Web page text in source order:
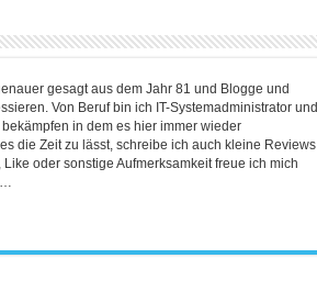
gesagt aus dem Jahr 81 und Blogge und
Von Beruf bin ich IT-Systemadministrator und
in dem es hier immer wieder
die Zeit zu lässt, schreibe ich auch kleine Reviews
oder sonstige Aufmerksamkeit freue ich mich
…